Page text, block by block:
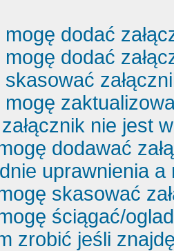
dodać
dodać
nie jest
dodawać
uprawnienia
skasować
ściągać/
zrobić jeśli